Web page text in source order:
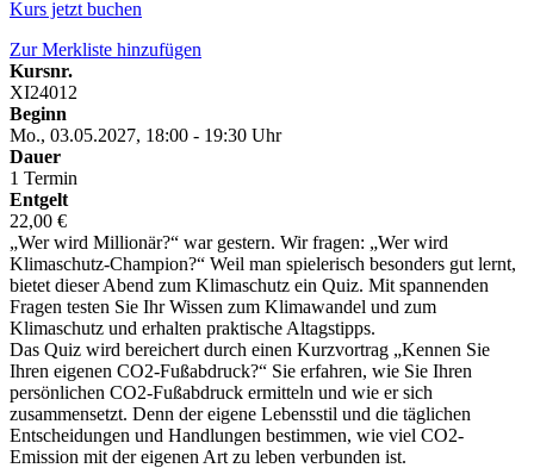
Kurs jetzt buchen
Zur Merkliste hinzufügen
Kursnr.
XI24012
Beginn
Mo., 03.05.2027, 18:00 - 19:30 Uhr
Dauer
1 Termin
Entgelt
22,00 €
„Wer wird Millionär?“ war gestern. Wir fragen: „Wer wird
Klimaschutz-Champion?“ Weil man spielerisch besonders gut lernt,
bietet dieser Abend zum Klimaschutz ein Quiz. Mit spannenden
Fragen testen Sie Ihr Wissen zum Klimawandel und zum
Klimaschutz und erhalten praktische Altagstipps.
Das Quiz wird bereichert durch einen Kurzvortrag „Kennen Sie
Ihren eigenen CO2-Fußabdruck?“ Sie erfahren, wie Sie Ihren
persönlichen CO2-Fußabdruck ermitteln und wie er sich
zusammensetzt. Denn der eigene Lebensstil und die täglichen
Entscheidungen und Handlungen bestimmen, wie viel CO2-
Emission mit der eigenen Art zu leben verbunden ist.